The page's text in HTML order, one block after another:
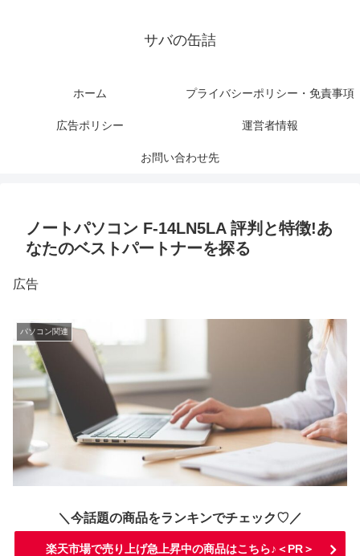
サバの缶詰
ホーム プライバシーポリシー・免責事項
広告ポリシー 運営者情報
お問い合わせ先
ノートパソコン F-14LN5LA 評判と特徴!あ
なたのベストパートナーを探る
広告
パソコン関連
＼今話題の商品をランキンでチェック♡／
楽天市場で売り上げ急上昇中の商品はこちら♪＜PR＞